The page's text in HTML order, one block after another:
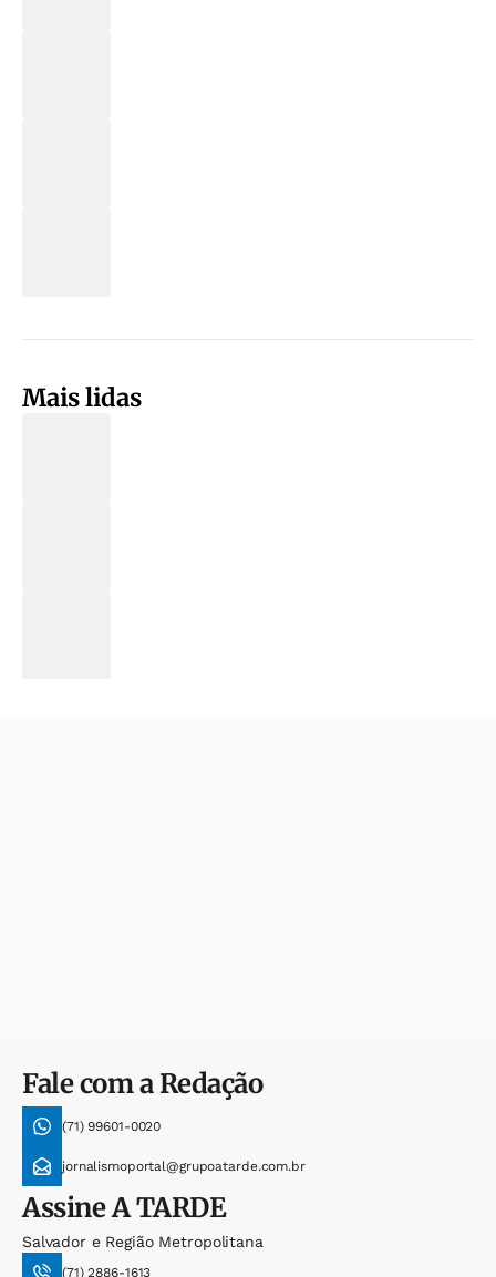
Mais lidas
Fale com a Redação
(71) 99601-0020
jornalismoportal@grupoatarde.com.br
AssineA TARDE
Salvador e Região Metropolitana
(71) 2886-1613